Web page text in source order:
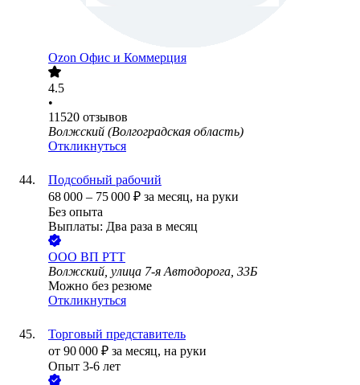
Ozon Офис и Коммерция
4.5
•
11520 отзывов
Волжский (Волгоградская область)
Откликнуться
Подсобный рабочий
68 000 – 75 000 ₽ за месяц, на руки
Без опыта
Выплаты: Два раза в месяц
ООО ВП РТТ
Волжский, улица 7-я Автодорога, 33Б
Можно без резюме
Откликнуться
Торговый представитель
от 90 000 ₽ за месяц, на руки
Опыт 3-6 лет